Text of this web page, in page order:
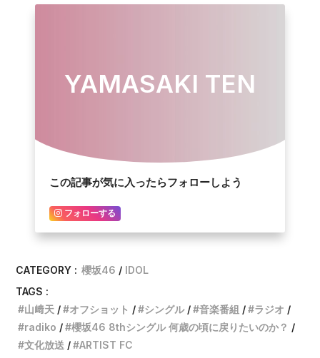
YAMASAKI TEN
この記事が気に入ったらフォローしよう
フォローする
CATEGORY : 櫻坂46
IDOL
TAGS :
山﨑天
オフショット シングル 音楽番組
ラジオ
radiko
櫻坂46 8thシングル 何歳の頃に戻りたいのか？
文化放送
ARTIST FC